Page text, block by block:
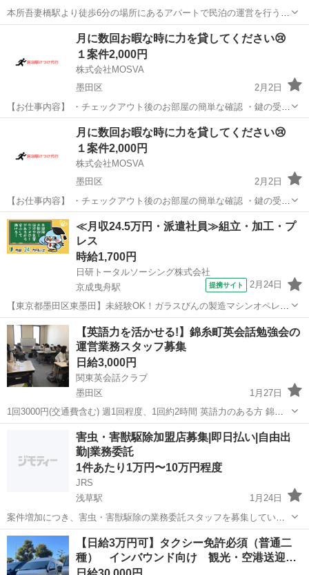
本所吾妻橋駅より徒歩6分の場所にあるアパートで民泊の運営を行うこ
とになりました。 この物件の専属の清掃スタッフを募集いたします。
募集は清掃業者さんではなく、個人の方とさせていただきます。 過去
に清掃業者様にお願い...
本所吾妻橋駅 その他 スタッフ
月に数回お暇な時に力を貸してください😢
１案件2,000円
株式会社MOSVA
墨田区
2月2日
【お仕事内容】 ・チェックアウト後のお部屋の簡単な確認 ・鍵の受け
渡しやサポート ・忘れ物やちょっとした設備トラブルの確認対応 特別
なスキルは必要ありません。未経験の方でも安心して始められるお仕
その他 近隣
月に数回お暇な時に力を貸してください😢
１案件2,000円
株式会社MOSVA
墨田区
2月2日
【お仕事内容】 ・チェックアウト後のお部屋の簡単な確認 ・鍵の受け
渡しやサポート ・忘れ物やちょっとした設備トラブルの確認対応 特別
なスキルは必要ありません。未経験の方でも安心して始められるお仕
事です。 ...
東京 墨田区 その他 近隣
≪月収24.5万円・派遣社員≫組立・加工・プ
レス
時給1,700円
日研トータルソーシング株式会社
京成曳舟駅
提携サイト 2月24日
【東京都墨田区東墨田】未経験OK！ガラスびんの製造マシンオペレー
ター《お仕事No.5A1226-JS》 お仕事について ガラスびんの製造マシ
ンオペレーターです。機械操作および定期的に金型に油を塗る作業、
製造されたガラスびん...
東京 墨田区 京成曳舟駅
【英語力を活かせる!】錦糸町英会話勉強会の
運営業務スタッフ募集
日給3,000円
関東英会話クラブ
墨田区
1月27日
1回3000円(交通費含む) 週1回程度、1回約2時間 英語力のある方 錦糸
町で開催している英会話勉強会の運営業務。 1回2時間程度で、英会話
勉強会のMCをしていただきます。 勤務地はその時々の勉強会の会
墨田区 その他 スタッフ
害虫・害獣駆除加盟店募集|即日払い|自由出
勤|業務委託
1件あたり1万円〜10万円程度
JRS
浅草駅
1月24日
案件増加につき、害虫・害獣駆除の業務委託スタッフを募集していま
す。 昨年は アリ・ゴキブリ・蜂の巣、不快害虫などの様々な案件が多
く、 人手不足でかなりの機会損失が出ました。 👉 今年、本気で稼ぎ
たい方には案件あります。 ...
東京 墨田区 浅草駅 その他 蜂の巣
【日給3万円可】タクシー免許必須（普通二
種） インバウンド向け 観光・空港送迎…